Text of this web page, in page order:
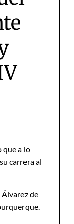
que a lo
carrera al
de